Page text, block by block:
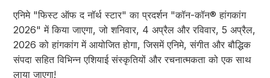
एनिमे "फिस्ट ऑफ द नॉर्थ स्टार" का प्रदर्शन "कॉन-कॉन® हांगकांग
2026" में किया जाएगा, जो शनिवार, 4 अप्रैल और रविवार, 5 अप्रैल,
2026 को हांगकांग में आयोजित होगा, जिसमें एनिमे, संगीत और बौद्धिक
संपदा सहित विभिन्न एशियाई संस्कृतियों और रचनात्मकता को एक साथ
लाया जाएगा!